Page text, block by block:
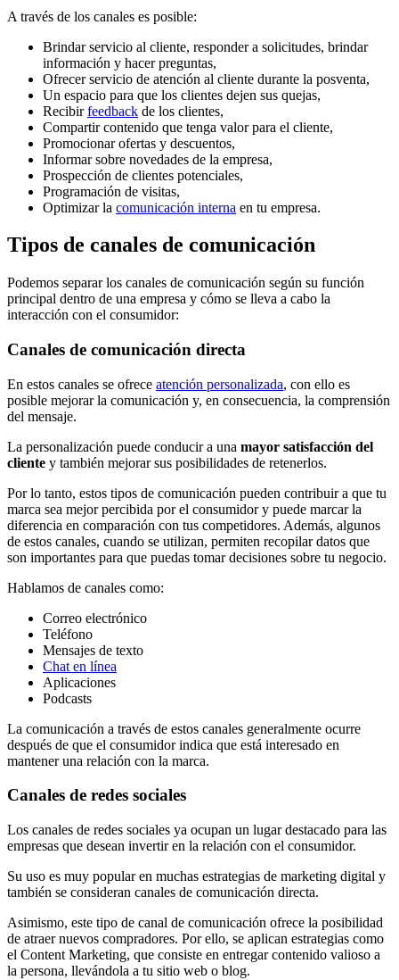
A través de los canales es posible:
Brindar servicio al cliente, responder a solicitudes, brindar
información y hacer preguntas,
Ofrecer servicio de atención al cliente durante la posventa,
Un espacio para que los clientes dejen sus quejas,
Recibirfeedback de los clientes,
Compartir contenido que tenga valor para el cliente,
Promocionar ofertas y descuentos,
Informar sobre novedades de la empresa,
Prospección de clientes potenciales,
Programación de visitas,
Optimizar la comunicación interna en tu empresa.
Tipos de canales de comunicación
Podemos separar los canales de comunicación según su función
principal dentro de una empresa y cómo se lleva a cabo la
interacción con el consumidor:
Canales de comunicación directa
En estos canales se ofrece atención personalizada, con ello es
posible mejorar la comunicación y, en consecuencia, la comprensión
del mensaje.
La personalización puede conducir a una mayor satisfacción del
cliente y también mejorar sus posibilidades de retenerlos.
Por lo tanto, estos tipos de comunicación pueden contribuir a que tu
marca sea mejor percibida por el consumidor y puede marcar la
diferencia en comparación con tus competidores. Además, algunos
de estos canales, cuando se utilizan, permiten recopilar datos que
son importantes para que puedas tomar decisiones sobre tu negocio.
Hablamos de canales como:
Correo electrónico
Teléfono
Mensajes de texto
Chat en línea
Aplicaciones
Podcasts
La comunicación a través de estos canales generalmente ocurre
después de que el consumidor indica que está interesado en
mantener una relación con la marca.
Canales de redes sociales
Los canales de redes sociales ya ocupan un lugar destacado para las
empresas que desean invertir en la relación con el consumidor.
Su uso es muy popular en muchas estrategias de marketing digital y
también se consideran canales de comunicación directa.
Asimismo, este tipo de canal de comunicación ofrece la posibilidad
de atraer nuevos compradores. Por ello, se aplican estrategias como
el Content Marketing, que consiste en entregar contenido valioso a
la persona, llevándola a tu sitio web o blog.